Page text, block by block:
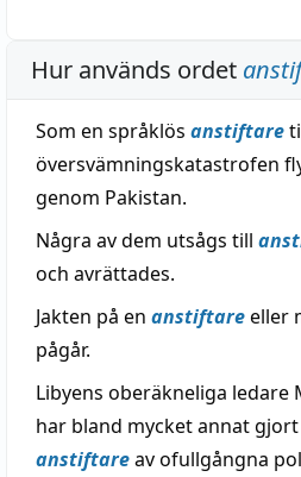
Hur används ordet
Som en språklös anstiftare
översvämningskatastrofen
genom Pakistan.
Några av dem utsågs till
och avrättades.
Jakten på en anstiftareeller
pågår.
Libyens oberäkneliga ledare
har bland mycket annat
anstiftareav ofullgångna